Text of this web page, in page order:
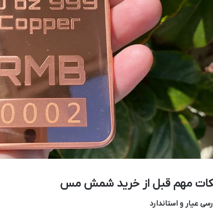
مهم قبل از خرید شمش مس
عیار و استاندارد